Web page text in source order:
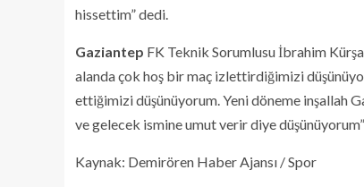
hissettim” dedi.
Gaziantep FK Teknik Sorumlusu İbrahim
alanda çok hoş bir maç izlettirdiğimizi
ettiğimizi düşünüyorum. Yeni döneme inşallah
ve gelecek ismine umut verir diye
Kaynak: Demirören Haber Ajansı / Spor